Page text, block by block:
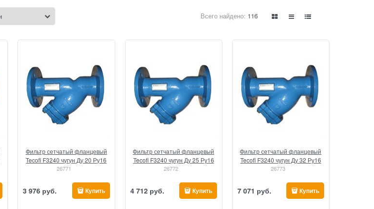
Всего найдено: 116
Фильтр сетчатый фланцевый
Tecofi F3240 чугун Ду 20 Ру16
26771
3 976 руб. Купить
Фильтр сетчатый фланцевый
Tecofi F3240 чугун Ду 25 Ру16
26772
4 712 руб. Купить
Фильтр сетчатый фланцевый
Tecofi F3240 чугун Ду 32 Ру16
26773
7 071 руб. Купить